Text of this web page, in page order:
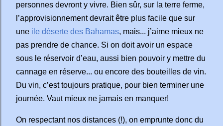
personnes devront y vivre. Bien sûr, sur la terre ferme,
l’approvisionnement devrait être plus facile que sur
une ile déserte des Bahamas, mais... j’aime mieux ne
pas prendre de chance. Si on doit avoir un espace
sous le réservoir d’eau, aussi bien pouvoir y mettre du
cannage en réserve... ou encore des bouteilles de vin.
Du vin, c’est toujours pratique, pour bien terminer une
journée. Vaut mieux ne jamais en manquer!
On respectant nos distances (!), on emprunte donc du